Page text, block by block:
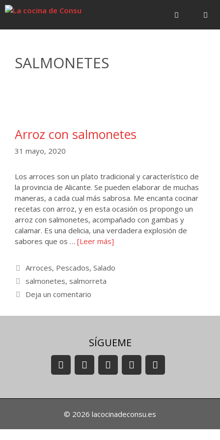
Saltar
Saltar
SALMONETES
Arroz con salmonetes
31 mayo, 2020
Los arroces son un plato tradicional y característico de
la provincia de Alicante. Se pueden elaborar de muchas
maneras, a cada cual más sabrosa. Me encanta cocinar
recetas con arroz, y en esta ocasión os propongo un
arroz con salmonetes, acompañado con gambas y
calamar. Es una delicia, una verdadera explosión de
sabores que os … [Leer más]
Categorías
Arroces, Pescados, Salado
Etiquetas
salmonetes, salmorreta
Deja un comentario
SÍGUEME
© 2026 lacocinadeconsu.es